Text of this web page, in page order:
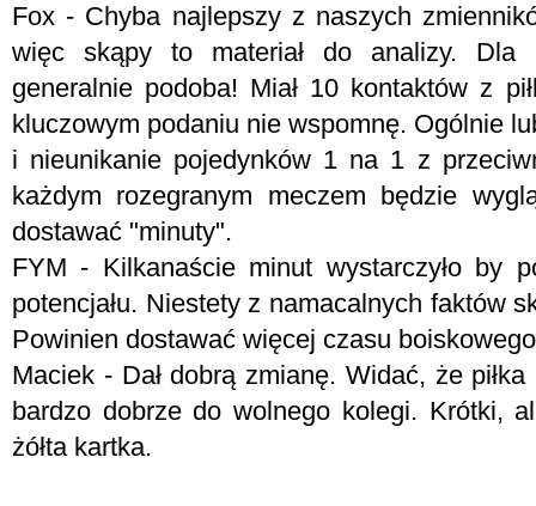
Fox - Chyba najlepszy z naszych
więc skąpy to materiał do analizy. Dla
generalnie podoba! Miał 10 kontaktów z
kluczowym podaniu nie wspomnę. Ogólnie
i nieunikanie pojedynków 1 na 1 z
każdym rozegranym meczem będzie
dostawać "minuty".
FYM - Kilkanaście minut wystarczyło by
potencjału. Niestety z namacalnych faktów
Powinien dostawać więcej czasu
Maciek - Dał dobrą zmianę. Widać, że
bardzo dobrze do wolnego kolegi. Krótki,
żółta kartka.